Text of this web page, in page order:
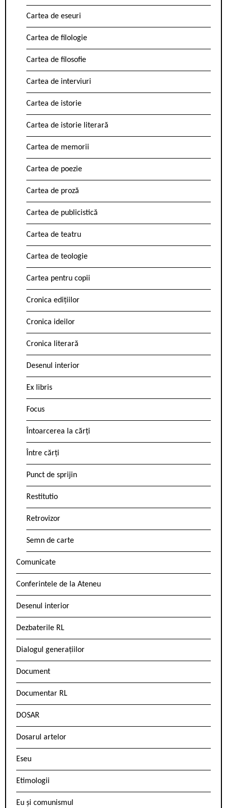
Cartea de eseuri
Cartea de filologie
Cartea de filosofie
Cartea de interviuri
Cartea de istorie
Cartea de istorie literară
Cartea de memorii
Cartea de poezie
Cartea de proză
Cartea de publicistică
Cartea de teatru
Cartea de teologie
Cartea pentru copii
Cronica edițiilor
Cronica ideilor
Cronica literară
Desenul interior
Ex libris
Focus
Întoarcerea la cărți
Între cărți
Punct de sprijin
Restitutio
Retrovizor
Semn de carte
Comunicate
Conferintele de la Ateneu
Desenul interior
Dezbaterile RL
Dialogul generațiilor
Document
Documentar RL
DOSAR
Dosarul artelor
Eseu
Etimologii
Eu și comunismul